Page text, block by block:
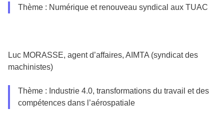
Thème : Numérique et renouveau syndical aux TUAC
Luc MORASSE, agent d’affaires, AIMTA (syndicat des
machinistes)
Thème : Industrie 4.0, transformations du travail et des
compétences dans l’aérospatiale